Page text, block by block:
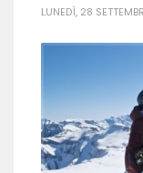
LUNEDÌ, 28